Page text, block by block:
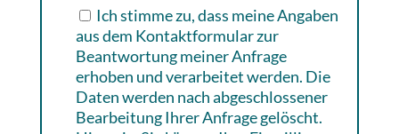
Ich stimme zu, dass meine Angaben
aus dem Kontaktformular zur
Beantwortung meiner Anfrage
erhoben und verarbeitet werden. Die
Daten werden nach abgeschlossener
Bearbeitung Ihrer Anfrage gelöscht.